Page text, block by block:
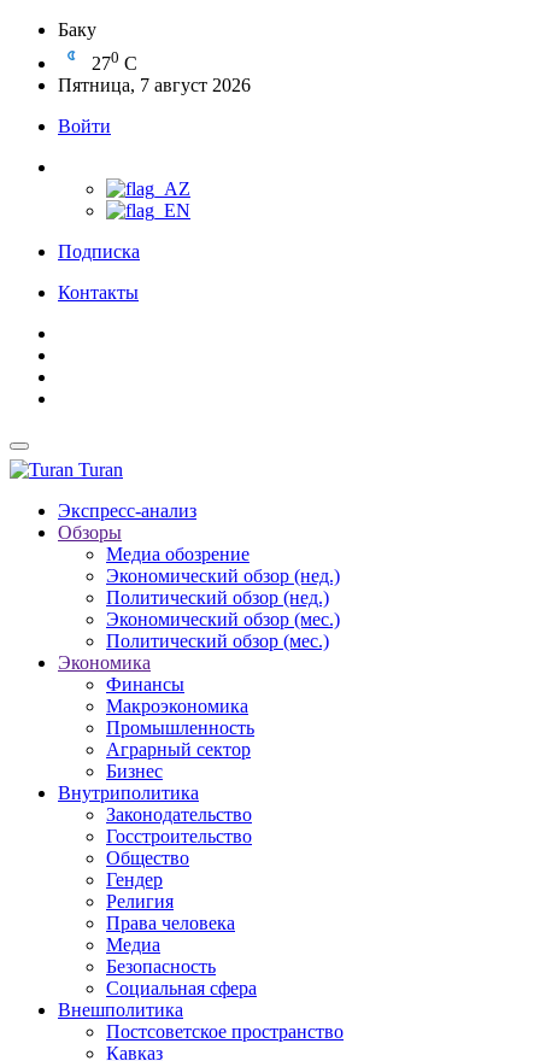
Баку
270 C
Пятница, 7 август 2026
Войти
Подписка
Контакты
Turan
Экспресс-анализ
Обзоры
Медиа обозрение
Экономический обзор (нед.)
Политический обзор (нед.)
Экономический обзор (мес.)
Политический обзор (мес.)
Экономика
Финансы
Макроэкономика
Промышленность
Аграрный сектор
Бизнес
Внутриполитика
Законодательство
Госстроительство
Общество
Гендер
Религия
Права человека
Медиа
Безопасность
Социальная сфера
Внешполитика
Постсоветское пространство
Кавказ